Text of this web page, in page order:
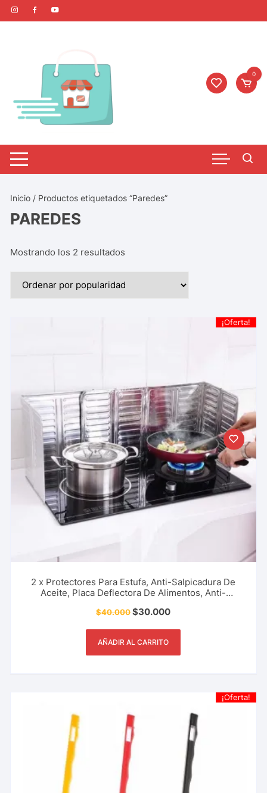
0
Inicio / Productos etiquetados “Paredes”
PAREDES
Mostrando los 2 resultados
¡Oferta!
2 x Protectores Para Estufa, Anti-Salpicadura De
Aceite, Placa Deflectora De Alimentos, Anti-
$40.000$30.000
AÑADIR AL CARRITO
¡Oferta!